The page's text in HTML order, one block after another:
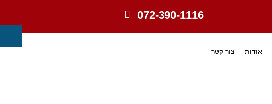
072-390-1116
אודות צור קשר